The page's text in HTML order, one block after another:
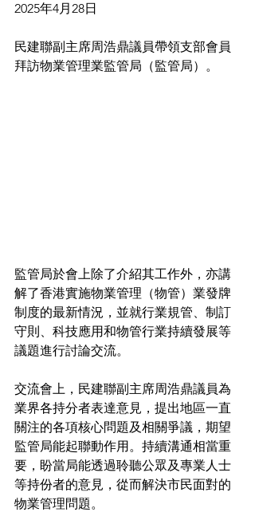
2025年4月28日
民建聯副主席周浩鼎議員帶領支部會員
拜訪物業管理業監管局（監管局）。
監管局於會上除了介紹其工作外，亦講
解了香港實施物業管理（物管）業發牌
制度的最新情況，並就行業規管、制訂
守則、科技應用和物管行業持續發展等
議題進行討論交流。
交流會上，民建聯副主席周浩鼎議員為
業界各持分者表達意見，提出地區一直
關注的各項核心問題及相關爭議，期望
監管局能起聯動作用。持續溝通相當重
要，盼當局能透過聆聽公眾及專業人士
等持份者的意見，從而解決市民面對的
物業管理問題。